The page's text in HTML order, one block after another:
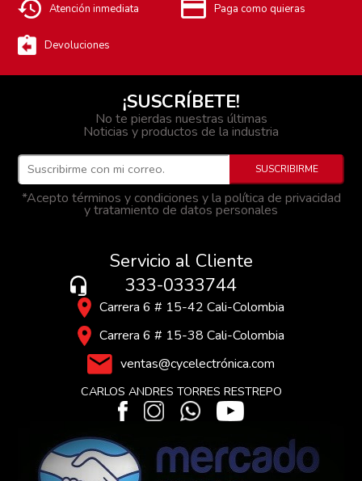
Atención inmediata Paga como quieras
Devoluciones
¡SUSCRÍBETE!
No te pierdas nuestras últimas
Noticias y productos de la industria
*Acepto términos y condiciones y la política de privacidad
y tratamiento de datos personales
Servicio al Cliente
333-0333744
Carrera 6 # 15-42 Cali-Colombia
Carrera 6 # 15-38 Cali-Colombia
ventas@cycelectrónica.com
CARLOS ANDRES TORRES RESTREPO